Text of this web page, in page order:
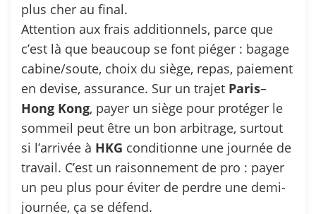
plus cher au final.
Attention aux frais additionnels, parce que
c’est là que beaucoup se font piéger : bagage
cabine/soute, choix du siège, repas, paiement
en devise, assurance. Sur un trajet Paris–
Hong Kong, payer un siège pour protéger le
sommeil peut être un bon arbitrage, surtout
si l’arrivée à HKG conditionne une journée de
travail. C’est un raisonnement de pro : payer
un peu plus pour éviter de perdre une demi-
journée, ça se défend.